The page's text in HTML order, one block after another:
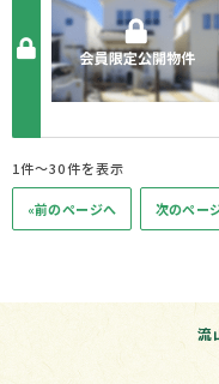
1件〜30件を表示
«前のページへ 次のペー
流